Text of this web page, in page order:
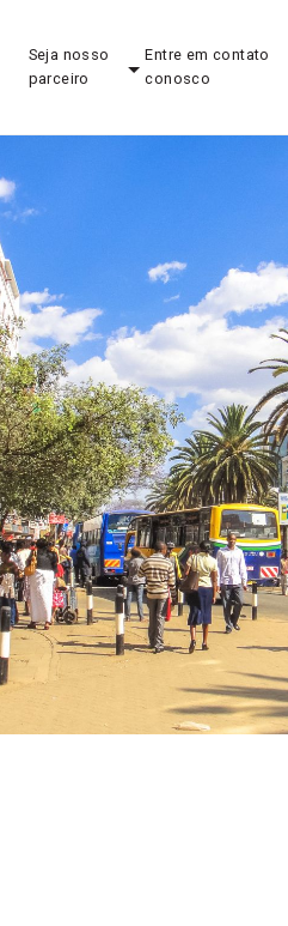
Seja nosso
parceiro
Entre em contato
conosco